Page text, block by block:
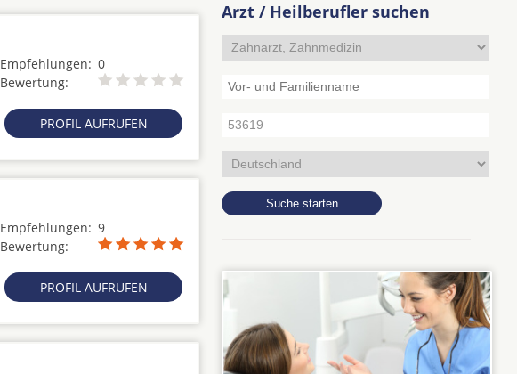
Empfehlungen: 0
Bewertung:
PROFIL AUFRUFEN
Empfehlungen: 9
Bewertung:
PROFIL AUFRUFEN
Arzt / Heilberufler suchen